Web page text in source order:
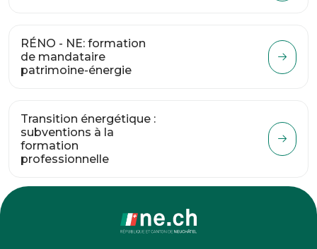
RÉNO - NE: formation
de mandataire
patrimoine-énergie
Transition énergétique :
subventions à la
formation
professionnelle